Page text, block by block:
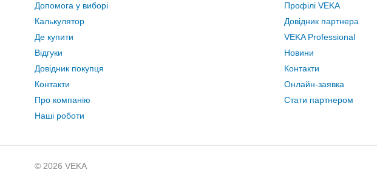
Допомога у виборі
Калькулятор
Де купити
Відгуки
Довідник покупця
Контакти
Про компанію
Наші роботи
Профілі VEKA
Довідник партнера
VEKA Professional
Новини
Контакти
Онлайн-заявка
Стати партнером
© 2026 VEKA